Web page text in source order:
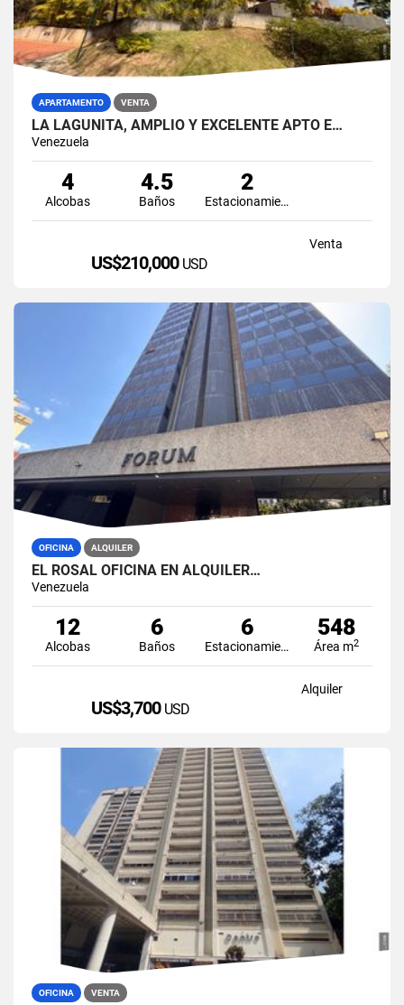
APARTAMENTO VENTA
LA LAGUNITA, AMPLIO Y EXCELENTE APTO E…
Venezuela
4
Alcobas
4.5
Baños
2
Estacionamiento
Venta
US$210,000 USD
OFICINA ALQUILER
EL ROSAL OFICINA EN ALQUILER…
Venezuela
12
Alcobas
6
Baños
6
Estacionamiento
548
Área m2
Alquiler
US$3,700 USD
OFICINA VENTA